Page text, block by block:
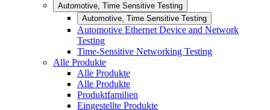
Automotive, Time Sensitive Testing
Automotive, Time Sensitive Testing
Automotive Ethernet Device and Network
Testing
Time-Sensitive Networking Testing
Alle Produkte
Alle Produkte
Alle Produkte
Produktfamilien
Eingestellte Produkte